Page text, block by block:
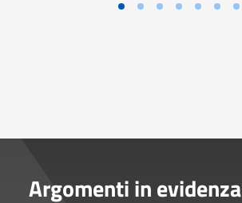
Argomenti in evidenza